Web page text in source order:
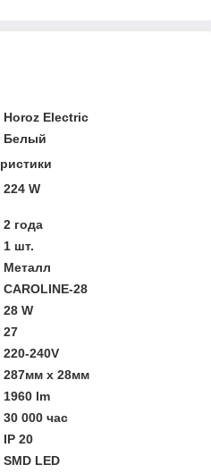
Horoz Electric
Белый
224 W
2 года
1 шт.
Металл
CAROLINE-28
28 W
27
220-240V
287мм х 28мм
1960 lm
30 000 час
IP 20
SMD LED